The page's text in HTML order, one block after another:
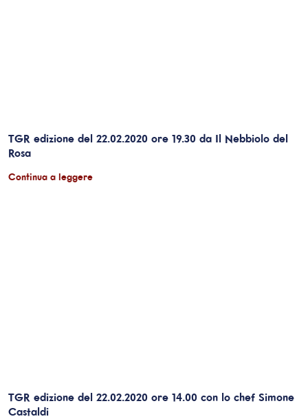
TGR edizione del 22.02.2020 ore 19.30 da Il Nebbiolo del
Rosa
Continua a leggere
TGR edizione del 22.02.2020 ore 14.00 con lo chef Simone
Castaldi